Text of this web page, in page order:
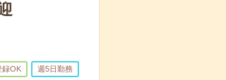
録OK 週5日勤務